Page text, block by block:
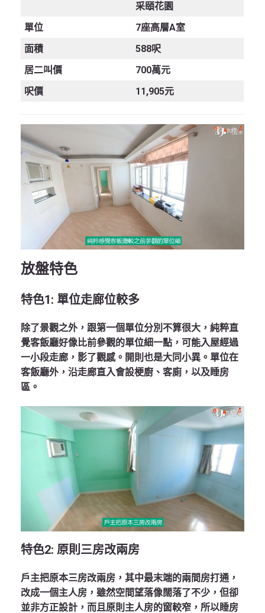
采頤花園
單位
7座高層A室
面積
588呎
居二叫價
700萬元
呎價
11,905元
放盤特色
特色1: 單位走廊位較多
除了景觀之外，跟第一個單位分別不算很大，純粹直
覺客飯廳好像比前參觀的單位細一點，可能入屋經過
一小段走廊，影了觀感。開則也是大同小異。單位在
客飯廳外，沿走廊直入會設梗廚、客廁，以及睡房
區。
特色2: 原則三房改兩房
戶主把原本三房改兩房，其中最末端的兩間房打通，
改成一個主人房，雖然空間望落像闊落了不少，但卻
並非方正設計，而且原則主人房的窗較窄，所以睡房